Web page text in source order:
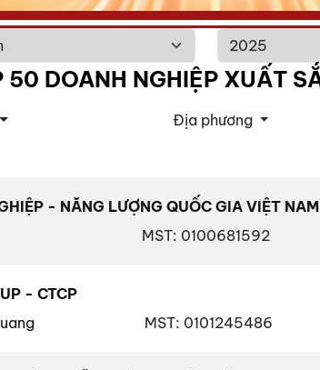
50 DOANH NGHIỆP XUẤT
Địa phương
- NĂNG LƯỢNG QUỐC GIA VIỆT NAM
MST: 0100681592
- CTCP
MST: 0101245486